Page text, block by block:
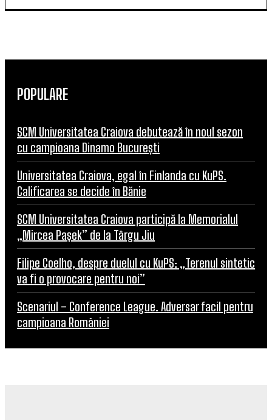
POPULARE
SCM Universitatea Craiova debutează în noul sezon
cu campioana Dinamo București
Universitatea Craiova, egal în Finlanda cu KuPS.
Calificarea se decide în Bănie
SCM Universitatea Craiova participă la Memorialul
„Mircea Pașek” de la Târgu Jiu
Filipe Coelho, despre duelul cu KuPS: „Terenul sintetic
va fi o provocare pentru noi”
Scenariul – Conference League. Adversar facil pentru
campioana României